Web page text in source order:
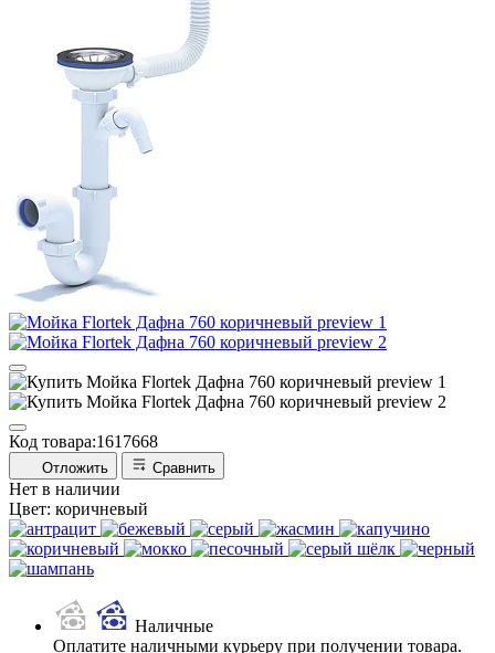
Код товара:1617668
Отложить Сравнить
Нет в наличии
Цвет: коричневый
Наличные
Оплатите наличными курьеру при получении товара.